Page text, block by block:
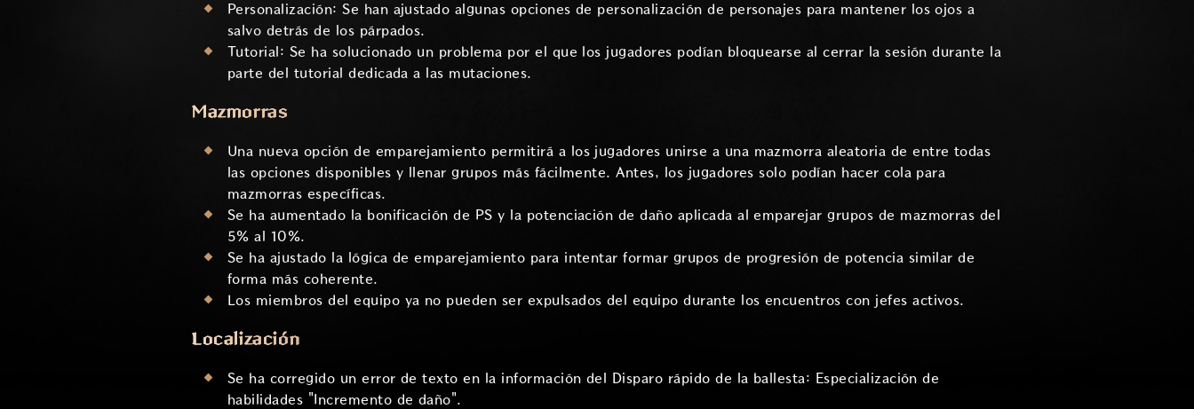
Personalización: Se han ajustado algunas opciones de personalización de personajes para mantener los ojos a
salvo detrás de los párpados.
Tutorial: Se ha solucionado un problema por el que los jugadores podían bloquearse al cerrar la sesión durante la
parte del tutorial dedicada a las mutaciones.
Mazmorras
Una nueva opción de emparejamiento permitirá a los jugadores unirse a una mazmorra aleatoria de entre todas
las opciones disponibles y llenar grupos más fácilmente. Antes, los jugadores solo podían hacer cola para
mazmorras específicas.
Se ha aumentado la bonificación de PS y la potenciación de daño aplicada al emparejar grupos de mazmorras del
5% al 10%.
Se ha ajustado la lógica de emparejamiento para intentar formar grupos de progresión de potencia similar de
forma más coherente.
Los miembros del equipo ya no pueden ser expulsados del equipo durante los encuentros con jefes activos.
Localización
Se ha corregido un error de texto en la información del Disparo rápido de la ballesta: Especialización de
habilidades "Incremento de daño".